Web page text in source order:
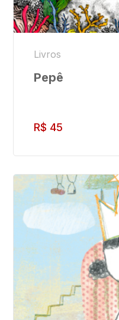
Livros
Pepê
R$ 45